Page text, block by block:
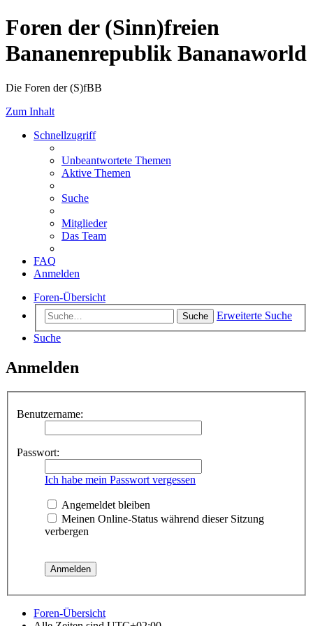
Foren der (Sinn)freien
Bananenrepublik Bananaworld
Die Foren der (S)fBB
Zum Inhalt
Schnellzugriff
Unbeantwortete Themen
Aktive Themen
Suche
Mitglieder
Das Team
FAQ
Anmelden
Foren-Übersicht
Suche
Erweiterte Suche
Suche
Anmelden
Benutzername:
Passwort:
Ich habe mein Passwort vergessen
Angemeldet bleiben
Meinen Online-Status während dieser Sitzung
verbergen
Foren-Übersicht